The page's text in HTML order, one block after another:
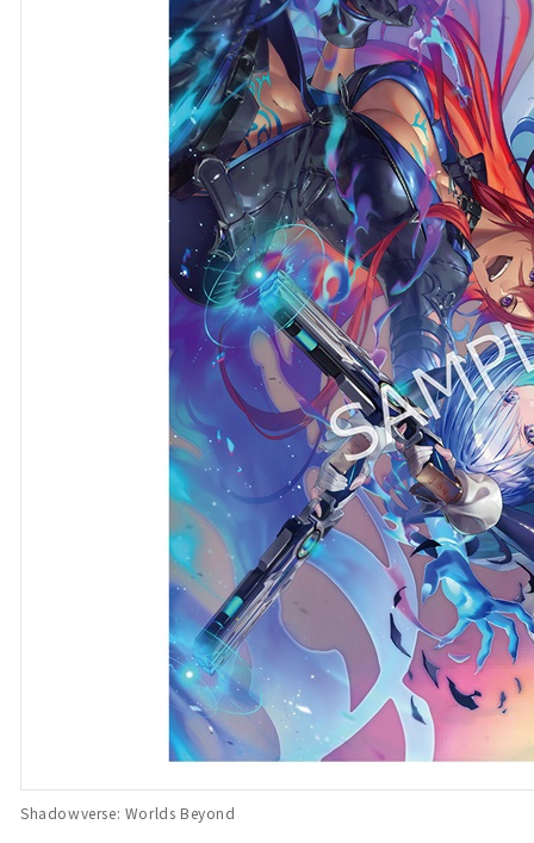
Shadowverse: Worlds Beyond